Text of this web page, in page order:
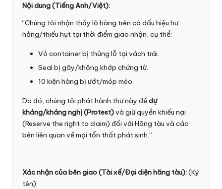
Nội dung (Tiếng Anh/Việt):
“Chúng tôi nhận thấy lô hàng trên có dấu hiệu hư
hỏng/thiếu hụt tại thời điểm giao nhận, cụ thể:
Vỏ container bị thủng lỗ tại vách trái.
Seal bị gãy/không khớp chứng từ.
10 kiện hàng bị ướt/móp méo.
Do đó, chúng tôi phát hành thư này đểdự
kháng/kháng nghị (Protest)và giữ quyền khiếu nại
(Reserve the right to claim) đối với Hãng tàu và các
bên liên quan về mọi tổn thất phát sinh.”
Xác nhận của bên giao (Tài xế/Đại diện hãng tàu):(Ký
tên)